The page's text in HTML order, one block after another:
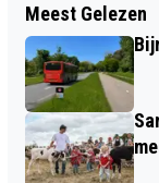
GEEN
Meest Gelezen